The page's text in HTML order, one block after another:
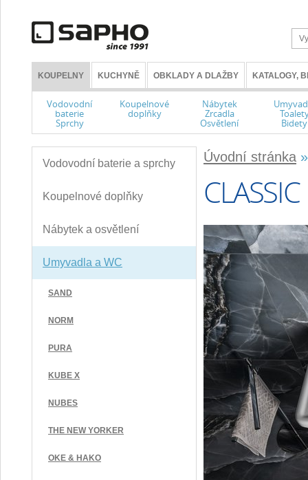
KOUPELNY KUCHYNĚ OBKLADY A DLAŽBY KATALOGY,
Vodovodní
baterie
Sprchy
Koupelnové
doplňky
Nábytek
Zrcadla
Osvětlení Bidety
Vodovodní baterie a sprchy
Koupelnové doplňky
Nábytek a osvětlení
Umyvadla a WC
SAND
NORM
PURA
KUBE X
NUBES
THE NEW YORKER
OKE & HAKO
Úvodní stránka
CLASSIC